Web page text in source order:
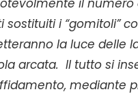
i “gomitoli”
la luce delle
arcata. Il tutto si
mediante